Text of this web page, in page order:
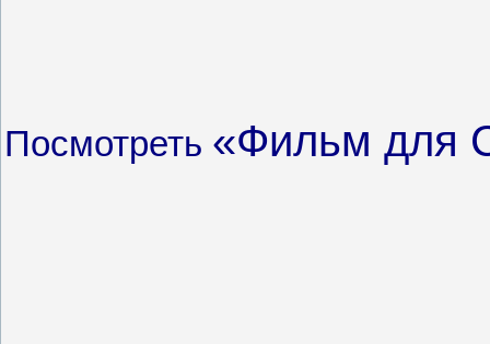
Посмотреть «Фильм для